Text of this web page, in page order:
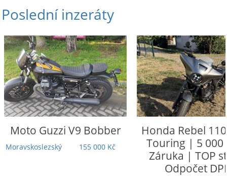
Poslední inzeráty
Moto Guzzi V9 Bobber
Moravskoslezský 155 000 Kč
Honda Rebel
Touring | 5
Záruka | TOP
Odpočet